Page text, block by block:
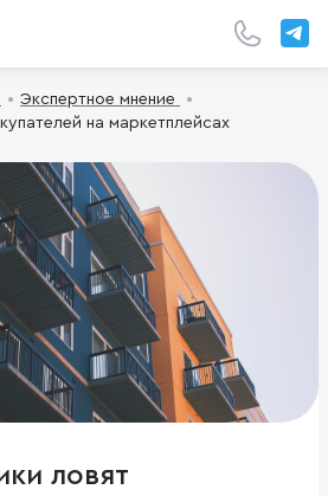
Экспертное мнение
на маркетплейсах
ловят